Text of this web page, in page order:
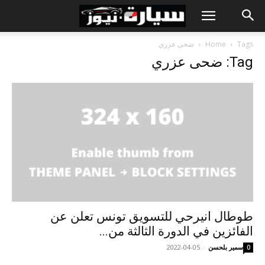
Home Tags ضحى عزري
Tag: ضحى عزري
طوطال انيرحي للتسويق تونس تعلن عن
الفائزين في الدورة الثالثة من...
سمير بلحسن -
2022-04-05 0